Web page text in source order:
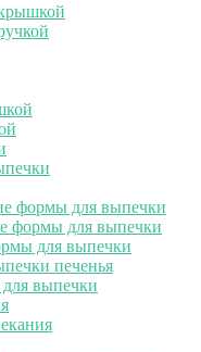
формы для выпечки
формы для выпечки
для выпечки
печенья
выпечки